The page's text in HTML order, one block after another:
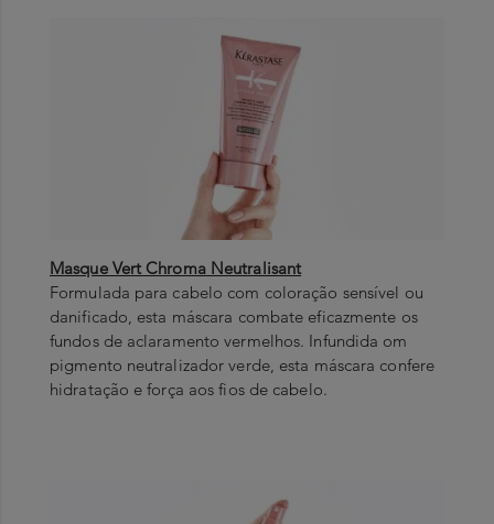
Masque Vert Chroma Neutralisant
Formulada para cabelo com coloração sensível ou
danificado, esta máscara combate eficazmente os
fundos de aclaramento vermelhos. Infundida om
pigmento neutralizador verde, esta máscara confere
hidratação e força aos fios de cabelo.